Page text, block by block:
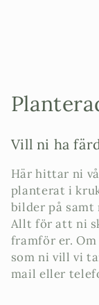
P
o
d
u
k
t
Vill ni ha
Här hittar ni
planterat i
bilder på samt
Allt för att ni
framför er.
som ni vill vi
mail eller